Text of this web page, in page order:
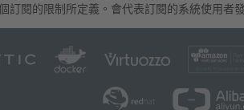
訂閱的限制所定義。會代表訂閱的系統使用者